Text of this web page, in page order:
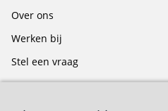
Over ons
Werken bij
Stel een vraag